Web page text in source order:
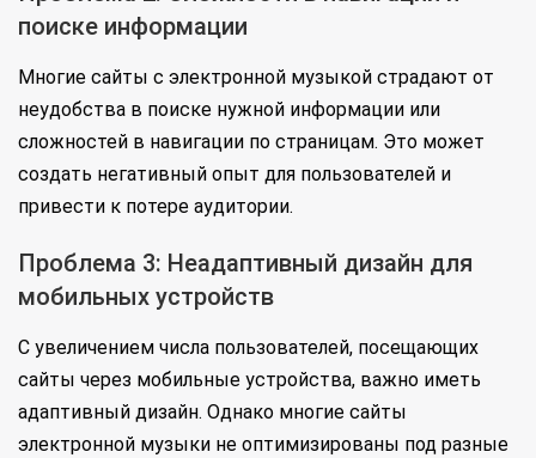
поиске информации
Многие сайты с электронной музыкой страдают от
неудобства в поиске нужной информации или
сложностей в навигации по страницам. Это может
создать негативный опыт для пользователей и
привести к потере аудитории.
Проблема 3: Неадаптивный дизайн для
мобильных устройств
С увеличением числа пользователей, посещающих
сайты через мобильные устройства, важно иметь
адаптивный дизайн. Однако многие сайты
электронной музыки не оптимизированы под разные